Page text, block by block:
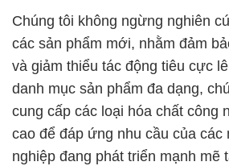
Chúng tôi không ngừng nghiên
các sản phẩm mới, nhằm đảm
và giảm thiểu tác động tiêu cực
danh mục sản phẩm đa dạng,
cung cấp các loại hóa chất công
cao để đáp ứng nhu cầu của các
nghiệp đang phát triển mạnh mẽ